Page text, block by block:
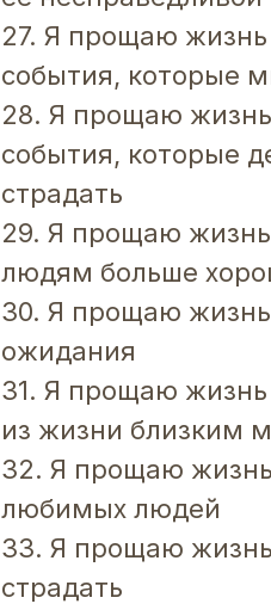
27. Я прощаю жизнь
события, которые
28. Я прощаю
события, которые
страдать
29. Я прощаю жизнь
людям больше
30. Я прощаю жизнь
ожидания
31. Я прощаю жизнь
из жизни близким
32. Я прощаю жизнь
любимых людей
33. Я прощаю жизнь
страдать